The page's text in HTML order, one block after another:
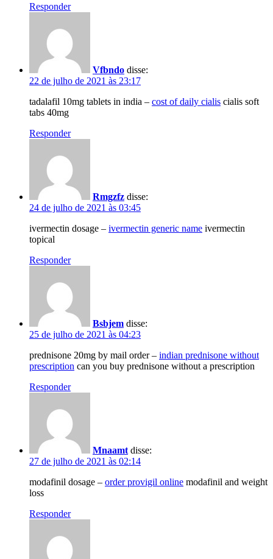
Responder
Vfbndo disse:
22 de julho de 2021 às 23:17
tadalafil 10mg tablets in india – cost of daily cialis cialis soft
tabs 40mg
Responder
Rmgzfz disse:
24 de julho de 2021 às 03:45
ivermectin dosage – ivermectin generic name ivermectin
topical
Responder
Bsbjem disse:
25 de julho de 2021 às 04:23
prednisone 20mg by mail order – indian prednisone without
prescription can you buy prednisone without a prescription
Responder
Mnaamt disse:
27 de julho de 2021 às 02:14
modafinil dosage – order provigil online modafinil and weight
loss
Responder